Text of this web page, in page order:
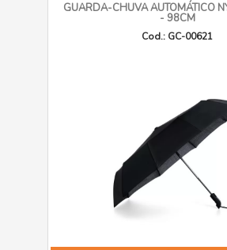
GUARDA-CHUVA AUTOMÁTICO
- 98CM
Cod.: GC-00621